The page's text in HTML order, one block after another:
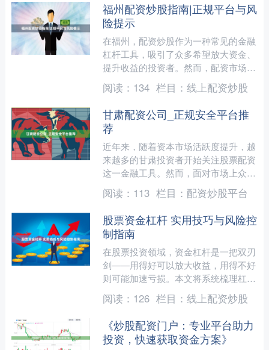
福州配资炒股指南|正规平台与风
险提示
在福州，配资炒股作为一种常见的金融
杠杆工具，吸引了众多希望放大资金、
提升收益的投资者。然而，配资市场鱼
龙混杂，如何辨别正规平台、规避潜在
风险免息股票配资，成为每....
阅读： 134 栏目： 线上配资炒股
甘肃配资公司_正规安全平台推
荐
近年来，随着资本市场活跃度提升，越
来越多的甘肃投资者开始关注股票配资
这一金融工具。然而，面对市场上众多
的配资公司，如何选择一家正规、安全
的平台成为许多投资者关心....
阅读： 113 栏目： 配资炒股平台
股票资金杠杆 实用技巧与风险控
制指南
在股票投资领域，资金杠杆是一把双刃
剑——用得好可以放大收益，用得不好
则可能加速亏损。本文将系统梳理杠杆
交易的核心技巧与风控策略免息股票配
资，帮助投资者在合规前提....
阅读： 126 栏目： 线上配资炒股
《炒股配资门户：专业平台助力
投资，快速获取资金方案》